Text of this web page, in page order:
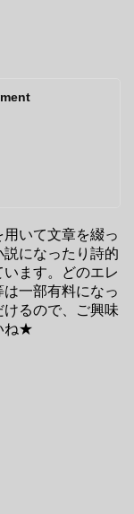
いて文章を綴っ
になったり詩的
ます。どのエレ
一部有料になっ
るので、ご興味
ね★